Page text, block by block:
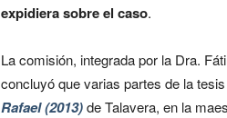
expidiera sobre el caso.
La comisión, integrada por la Dra.
concluyó que varias partes de la tesis
Rafael (2013)de Talavera, en la